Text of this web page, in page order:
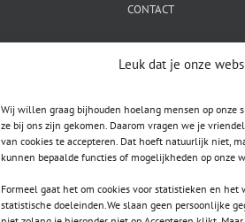
Leuk dat je onze
Wij willen graag bijhouden hoelang mensen op onze
ze bij ons zijn gekomen. Daarom vragen we je
van cookies te accepteren. Dat hoeft natuurlijk niet,
kunnen bepaalde functies of mogelijkheden op onze
Formeel gaat het om cookies voor statistieken en
statistische doeleinden.We slaan geen persoonlijke
CONTACT